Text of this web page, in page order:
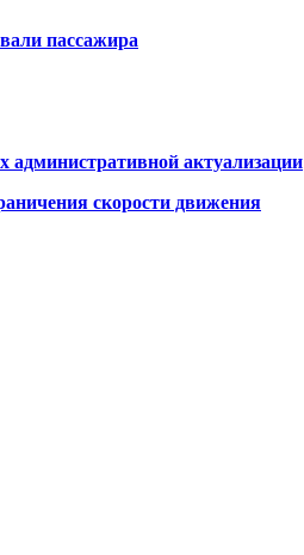
пассажира
актуализации
скорости движения